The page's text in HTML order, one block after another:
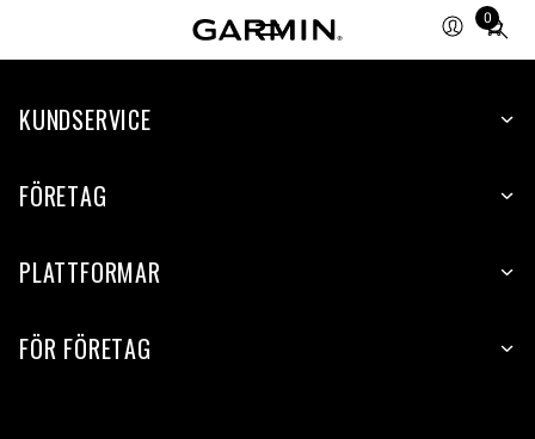
0
Total
items
cart:
KUNDSERVICE
FÖRETAG
PLATTFORMAR
FÖR FÖRETAG